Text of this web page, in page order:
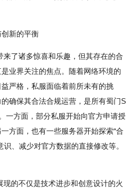
新的平衡
来了诸多惊喜和乐趣，但其存在的合
业界关注的焦点。随着网络环境的
严格，私服面临着前所未有的挑
确保其合法合规运营，是所有蜀门S
一方面，部分私服开始向官方申请授
方面，也有一些服务器开始探索“合
、减少对官方数据的直接修改等。
的不仅是技术进步和创意设计的火